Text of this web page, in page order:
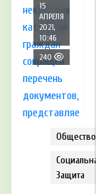
15
АПРЕЛЯ
2021,
10:46
240
Общество
Защита